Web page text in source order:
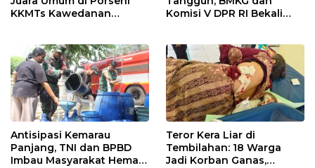
KKMTs Kawedanan
Komisi V DPR RI Bekali
Antisipasi Kemarau
Panjang, TNI dan BPBD
Imbau Masyarakat Hemat
Teror Kera Liar di
Tembilahan: 18 Warga
Jadi Korban Ganas,